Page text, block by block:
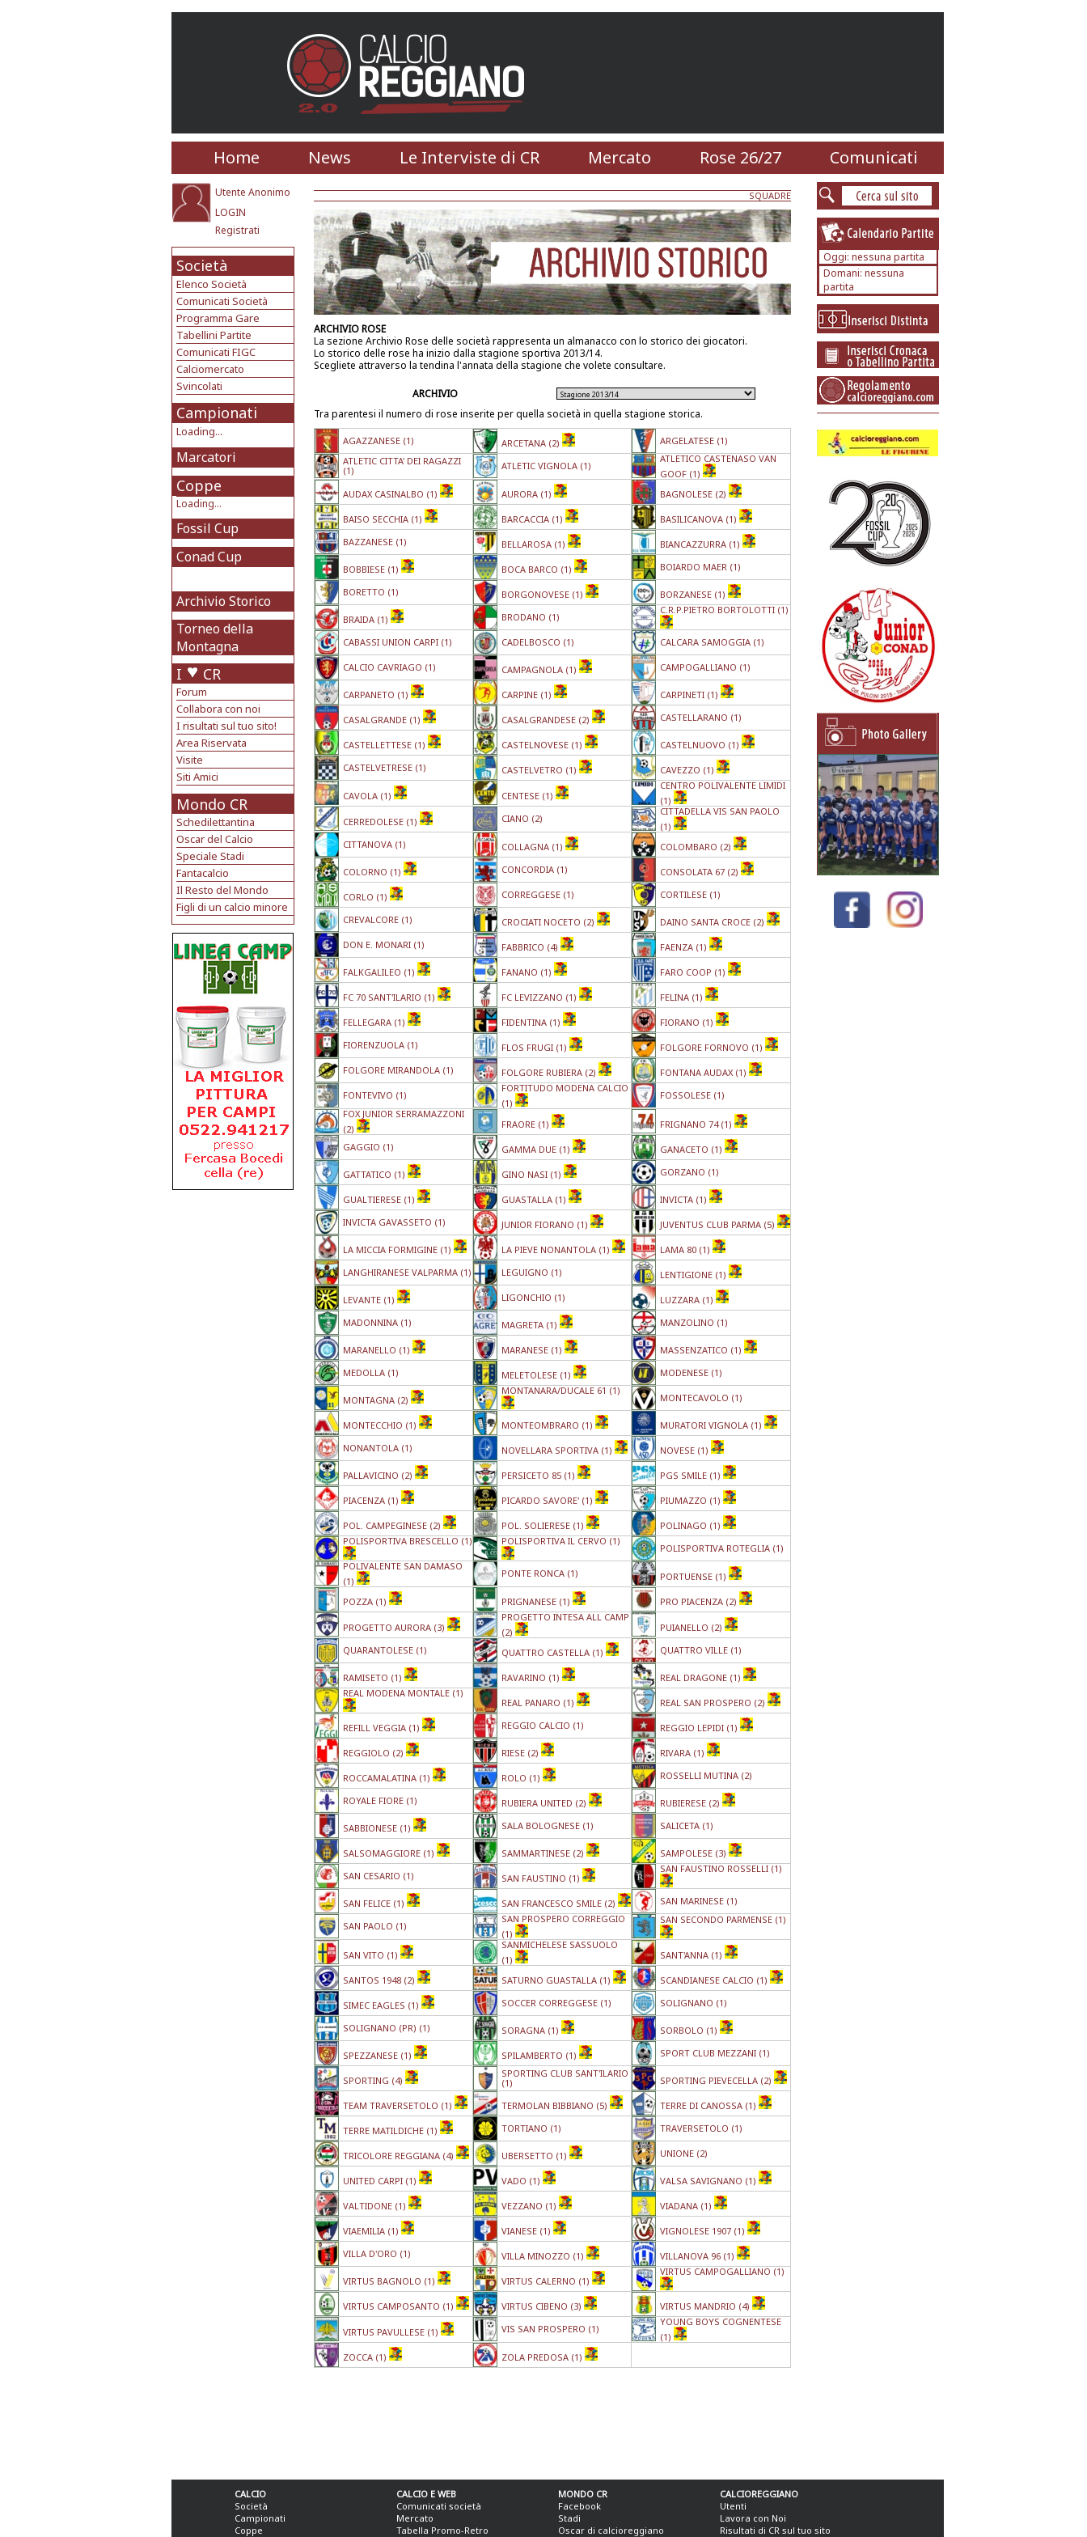
Home News Le Interviste di CR Mercato Rose 26/27 Comunicati
Utente Anonimo
LOGIN
Registrati
Società
Elenco Società
Comunicati Società
Programma Gare
Tabellini Partite
Comunicati FIGC
Calciomercato
Svincolati
Campionati
Loading...
Marcatori
Coppe
Loading...
Fossil Cup
Conad Cup
Archivio Storico
Torneo della
Montagna
I CR
Forum
Collabora con noi
I risultati sul tuo sito!
Area Riservata
Visite
Siti Amici
Mondo CR
Schedilettantina
Oscar del Calcio
Speciale Stadi
Fantacalcio
Il Resto del Mondo
Figli di un calcio minore
SQUADRE
ARCHIVIO ROSE
La sezione Archivio Rose delle società rappresenta un almanacco con lo storico dei giocatori.
Lo storico delle rose ha inizio dalla stagione sportiva 2013/14.
Scegliete attraverso la tendina l'annata della stagione che volete consultare.
ARCHIVIO
Tra parentesi il numero di rose inserite per quella società in quella stagione storica.
AGAZZANESE (1) ARCETANA (2)
ARGELATESE (1)
ATLETIC CITTA' DEI RAGAZZI
(1)
ATLETIC VIGNOLA (1)
ATLETICO CASTENASO VAN
GOOF (1)
AUDAX CASINALBO (1)
AURORA (1) BAGNOLESE (2)
BAISO SECCHIA (1) BARCACCIA (1)
BASILICANOVA (1)
BAZZANESE (1)
BELLAROSA (1) BIANCAZZURRA (1)
BOBBIESE (1) BOCA BARCO (1) BOIARDO MAER (1)
BORETTO (1) BORGONOVESE (1) BORZANESE (1)
BRAIDA (1) BRODANO (1)
C.R.P.PIETRO BORTOLOTTI (1)
CABASSI UNION CARPI (1) CADELBOSCO (1) CALCARA SAMOGGIA (1)
CALCIO CAVRIAGO (1) CAMPAGNOLA (1) CAMPOGALLIANO (1)
CARPANETO (1) CARPINE (1) CARPINETI (1)
CASALGRANDE (1) CASALGRANDESE (2) CASTELLARANO (1)
CASTELLETTESE (1) CASTELNOVESE (1)
CASTELNUOVO (1)
CASTELVETRESE (1)
CASTELVETRO (1) CAVEZZO (1)
CAVOLA (1) CENTESE (1)
CENTRO POLIVALENTE LIMIDI
(1)
CERREDOLESE (1)
CIANO (2)
CITTADELLA VIS SAN PAOLO
(1)
CITTANOVA (1)
COLLAGNA (1) COLOMBARO (2)
COLORNO (1) CONCORDIA (1) CONSOLATA 67 (2)
CORLO (1) CORREGGESE (1) CORTILESE (1)
CREVALCORE (1) CROCIATI NOCETO (2)
DAINO SANTA CROCE (2)
DON E. MONARI (1)
FABBRICO (4) FAENZA (1)
FALKGALILEO (1) FANANO (1) FARO COOP (1)
FC 70 SANT'ILARIO (1) FC LEVIZZANO (1) FELINA (1)
FELLEGARA (1) FIDENTINA (1)
FIORANO (1)
FIORENZUOLA (1)
FLOS FRUGI (1)
FOLGORE FORNOVO (1)
FOLGORE MIRANDOLA (1)
FOLGORE RUBIERA (2)
FONTANA AUDAX (1)
FONTEVIVO (1)
FORTITUDO MODENA CALCIO
(1)
FOSSOLESE (1)
FOX JUNIOR SERRAMAZZONI
(2)
FRAORE (1)
FRIGNANO 74 (1)
GAGGIO (1)
GAMMA DUE (1) GANACETO (1)
GATTATICO (1) GINO NASI (1) GORZANO (1)
GUALTIERESE (1) GUASTALLA (1)
INVICTA (1)
INVICTA GAVASSETO (1)
JUNIOR FIORANO (1) JUVENTUS CLUB PARMA (5)
LA MICCIA FORMIGINE (1) LA PIEVE NONANTOLA (1)
LAMA 80 (1)
LANGHIRANESE VALPARMA (1)
LEGUIGNO (1) LENTIGIONE (1)
LEVANTE (1) LIGONCHIO (1)
LUZZARA (1)
MADONNINA (1)
MAGRETA (1) MANZOLINO (1)
MARANELLO (1) MARANESE (1)
MASSENZATICO (1)
MEDOLLA (1)
MELETOLESE (1) MODENESE (1)
MONTAGNA (2)
MONTANARA/DUCALE 61 (1)
MONTECAVOLO (1)
MONTECCHIO (1) MONTEOMBRARO (1)
MURATORI VIGNOLA (1)
NONANTOLA (1)
NOVELLARA SPORTIVA (1) NOVESE (1)
PALLAVICINO (2) PERSICETO 85 (1) PGS SMILE (1)
PIACENZA (1) PICARDO SAVORE' (1) PIUMAZZO (1)
POL. CAMPEGINESE (2) POL. SOLIERESE (1)
POLINAGO (1)
POLISPORTIVA BRESCELLO (1)
POLISPORTIVA IL CERVO (1)
POLISPORTIVA ROTEGLIA (1)
POLIVALENTE SAN DAMASO
(1)
PONTE RONCA (1) PORTUENSE (1)
POZZA (1) PRIGNANESE (1) PRO PIACENZA (2)
PROGETTO AURORA (3)
PROGETTO INTESA ALL CAMP
(2)
PUIANELLO (2)
QUARANTOLESE (1)
QUATTRO CASTELLA (1) QUATTRO VILLE (1)
RAMISETO (1) RAVARINO (1)
REAL DRAGONE (1)
REAL MODENA MONTALE (1)
REAL PANARO (1)
REAL SAN PROSPERO (2)
REFILL VEGGIA (1) REGGIO CALCIO (1) REGGIO LEPIDI (1)
REGGIOLO (2) RIESE (2) RIVARA (1)
ROCCAMALATINA (1) ROLO (1) ROSSELLI MUTINA (2)
ROYALE FIORE (1) RUBIERA UNITED (2) RUBIERESE (2)
SABBIONESE (1) SALA BOLOGNESE (1) SALICETA (1)
SALSOMAGGIORE (1) SAMMARTINESE (2)
SAMPOLESE (3)
SAN CESARIO (1)
SAN FAUSTINO (1)
SAN FAUSTINO ROSSELLI (1)
SAN FELICE (1) SAN FRANCESCO SMILE (2) SAN MARINESE (1)
SAN PAOLO (1)
SAN PROSPERO CORREGGIO
(1)
SAN SECONDO PARMENSE (1)
SAN VITO (1)
SANMICHELESE SASSUOLO
(1)
SANT'ANNA (1)
SANTOS 1948 (2) SATURNO GUASTALLA (1) SCANDIANESE CALCIO (1)
SIMEC EAGLES (1) SOCCER CORREGGESE (1) SOLIGNANO (1)
SOLIGNANO (PR) (1) SORAGNA (1) SORBOLO (1)
SPEZZANESE (1) SPILAMBERTO (1) SPORT CLUB MEZZANI (1)
SPORTING (4)
SPORTING CLUB SANT'ILARIO
(1)
SPORTING PIEVECELLA (2)
TEAM TRAVERSETOLO (1) TERMOLAN BIBBIANO (5) TERRE DI CANOSSA (1)
TERRE MATILDICHE (1) TORTIANO (1) TRAVERSETOLO (1)
TRICOLORE REGGIANA (4) UBERSETTO (1) UNIONE (2)
UNITED CARPI (1) VADO (1) VALSA SAVIGNANO (1)
VALTIDONE (1) VEZZANO (1) VIADANA (1)
VIAEMILIA (1) VIANESE (1)
VIGNOLESE 1907 (1)
VILLA D'ORO (1)
VILLA MINOZZO (1) VILLANOVA 96 (1)
VIRTUS BAGNOLO (1) VIRTUS CALERNO (1)
VIRTUS CAMPOGALLIANO (1)
VIRTUS CAMPOSANTO (1) VIRTUS CIBENO (3) VIRTUS MANDRIO (4)
VIRTUS PAVULLESE (1) VIS SAN PROSPERO (1)
YOUNG BOYS COGNENTESE
(1)
ZOCCA (1)
ZOLA PREDOSA (1)
Oggi: nessuna partita
Domani: nessuna
partita
CALCIO
Società
Campionati
Coppe
CALCIO E WEB
Comunicati società
Mercato
Tabella Promo-Retro
MONDO CR
Facebook
Stadi
Oscar di calcioreggiano
CALCIOREGGIANO
Utenti
Lavora con Noi
Risultati di CR sul tuo sito